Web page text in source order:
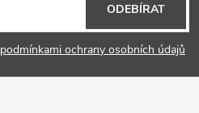
podmínkami ochrany osobních údajů
ODEBÍRAT